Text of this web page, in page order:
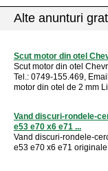
Alte anunturi
Scut motor din otel
Scut motor din otel
Tel.: 0749-155.469,
motor din otel de 2 mm
Vand discuri-rondele-
e53 e70 x6 e71 ...
Vand discuri-rondele-
e53 e70 x6 e71